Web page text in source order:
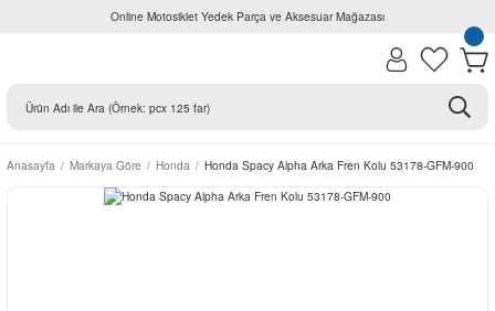
Online Motosiklet Yedek Parça ve Aksesuar Mağazası
Anasayfa Markaya Göre Honda Honda Spacy Alpha Arka Fren Kolu 53178-GFM-900